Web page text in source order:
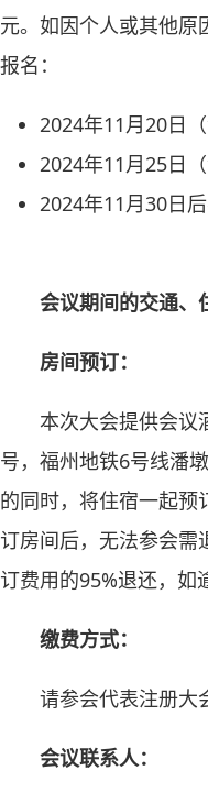
元。如因个人或其他
报名：
2024年11月20日
2024年11月25日
2024年11月30日后
会议期间的交通、
房间预订：
本次大会提供会议
号，福州地铁6号线潘
的同时，将住宿一起
订房间后，无法参会
订费用的95%退还，如
缴费方式：
请参会代表注册大
会议联系人：